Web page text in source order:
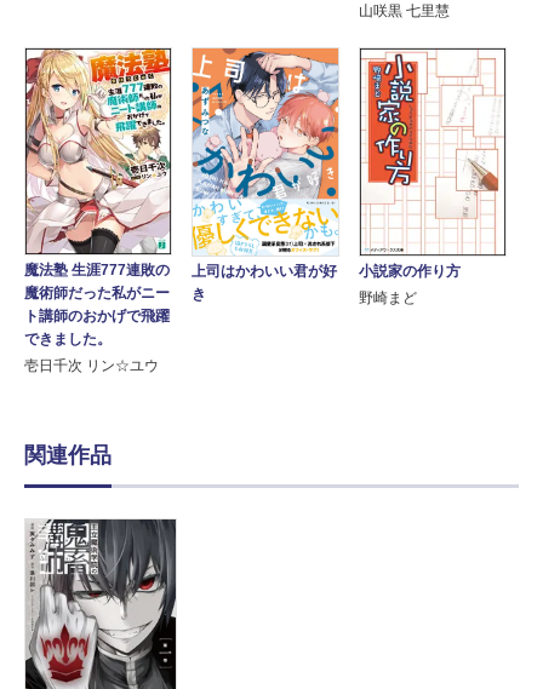
山咲黒 七里慧
魔法塾 生涯777連敗の
魔術師だった私がニー
ト講師のおかげで飛躍
できました。
壱日千次 リン☆ユウ
上司はかわいい君が好
き
小説家の作り方
野崎まど
関連作品